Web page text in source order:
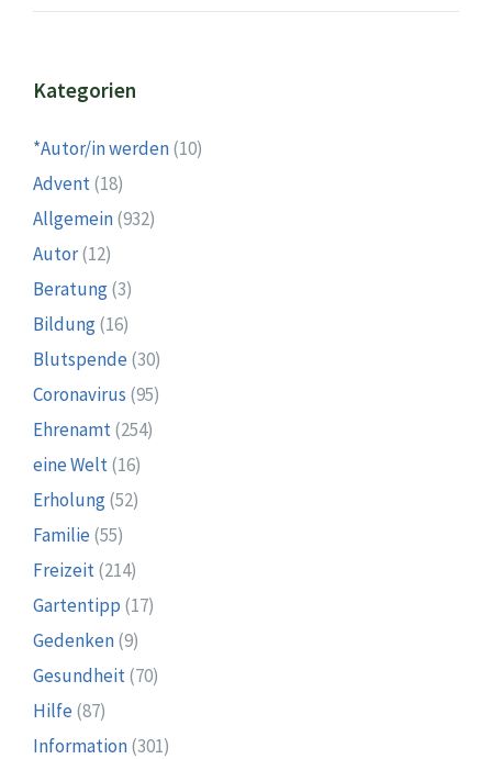
Kategorien
*Autor/in werden(10)
Advent(18)
Allgemein(932)
Autor(12)
Beratung(3)
Bildung(16)
Blutspende (30)
Coronavirus (95)
Ehrenamt(254)
eine Welt(16)
Erholung(52)
Familie (55)
Freizeit(214)
Gartentipp (17)
Gedenken(9)
Gesundheit(70)
Hilfe (87)
Information(301)